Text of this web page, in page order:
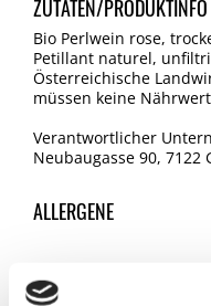
ZUTATEN/PRODUKTINFO
Bio Perlwein rose,
Petillant naturel,
Österreichische
müssen keine
Verantwortlicher
Neubaugasse 90, 7122
ALLERGENE
Spuren / Enthalten
KUNDEN